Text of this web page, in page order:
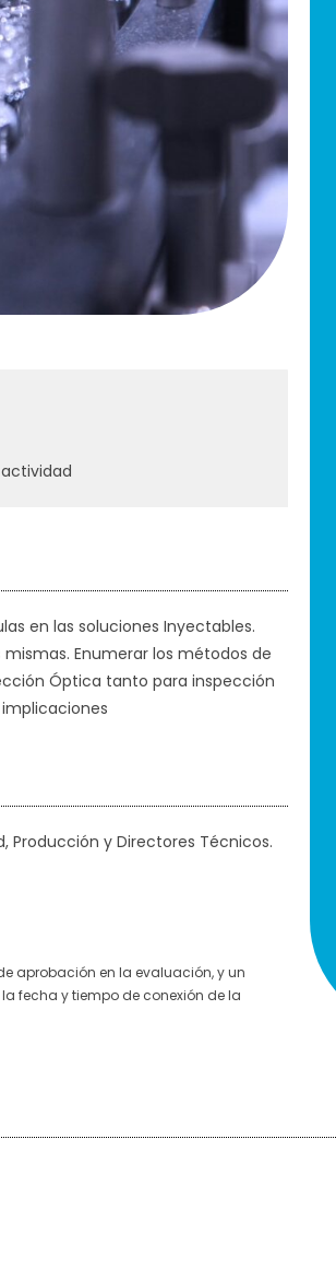
en las soluciones Inyectables.
Enumerar los métodos de
Óptica tanto para inspección
Producción y Directores Técnicos.
aprobación en la evaluación, y un
fecha y tiempo de conexión de la